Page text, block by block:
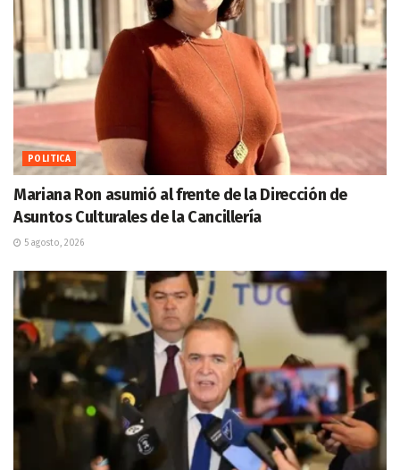
POLITICA
Mariana Ron asumió al frente de la Dirección de
Asuntos Culturales de la Cancillería
5 agosto, 2026